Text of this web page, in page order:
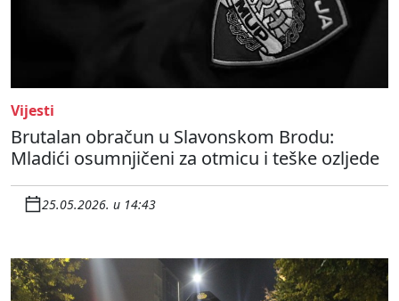
Vijesti
Brutalan obračun u Slavonskom Brodu:
Mladići osumnjičeni za otmicu i teške ozljede
25.05.2026. u 14:43